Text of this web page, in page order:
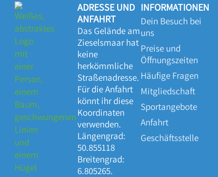
ADRESSE UND
ANFAHRT
Das Gelände am
Zieselsmaar hat
keine
herkömmliche
Straßenadresse.
Für die Anfahrt
könnt ihr diese
Koordinaten
verwenden.
Längengrad:
50.855118
Breitengrad:
6.805265.
INFORMATIONEN
Dein Besuch bei
uns
Preise und
Öffnungszeiten
Häufige Fragen
Mitgliedschaft
Sportangebote
Anfahrt
Geschäftsstelle